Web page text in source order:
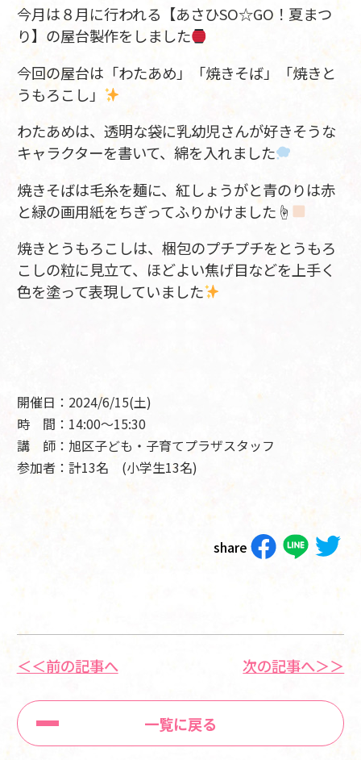
今月は８月に行われる【あさひSO☆GO！夏まつ
り】の屋台製作をしました
今回の屋台は「わたあめ」「焼きそば」「焼きと
うもろこし」
わたあめは、透明な袋に乳幼児さんが好きそうな
キャラクターを書いて、綿を入れました
焼きそばは毛糸を麺に、紅しょうがと青のりは赤
と緑の画用紙をちぎってふりかけました☝
焼きとうもろこしは、梱包のプチプチをとうもろ
こしの粒に見立て、ほどよい焦げ目などを上手く
色を塗って表現していました
開催日：2024/6/15(土)
時 間：14:00～15:30
講 師：旭区子ども・子育てプラザスタッフ
参加者：計13名 (小学生13名)
share
＜＜前の記事へ
一覧に戻る
次の記事へ＞＞